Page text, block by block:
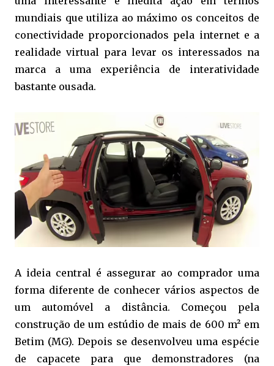
mundiais que utiliza ao máximo os conceitos de
conectividade proporcionados pela internet e a
realidade virtual para levar os interessados na
marca a uma experiência de interatividade
bastante ousada.
A ideia central é assegurar ao comprador uma
forma diferente de conhecer vários aspectos de
um automóvel a distância. Começou pela
construção de um estúdio de mais de 600 m² em
Betim (MG). Depois se desenvolveu uma espécie
de capacete para que demonstradores (na